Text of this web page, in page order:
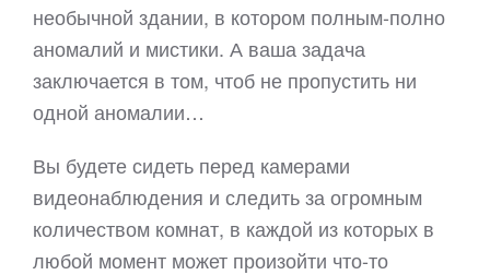
необычной здании, в котором полным-полно
аномалий и мистики. А ваша задача
заключается в том, чтоб не пропустить ни
одной аномалии…
Вы будете сидеть перед камерами
видеонаблюдения и следить за огромным
количеством комнат, в каждой из которых в
любой момент может произойти что-то